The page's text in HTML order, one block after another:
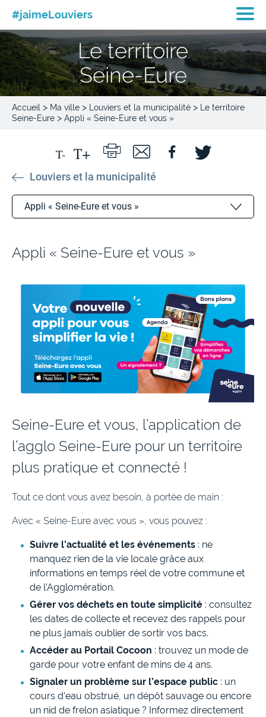
#jaimeLouviers
Le territoire
Seine-Eure
Accueil > Ma ville > Louviers et la municipalité >
Le territoire
Seine-Eure > Appli « Seine-Eure et vous »
Louviers et la municipalité
Appli « Seine-Eure et vous »
Sautez le pas avec Arsène !
Appli « Seine-Eure et vous »
Seine-Eure et vous, l’application de
l’agglo Seine-Eure pour un territoire
plus pratique et connecté !
Tout ce dont vous avez besoin, à portée de main :
Avec « Seine-Eure avec vous », vous pouvez :
Suivre l’actualité et les événements : ne
manquez rien de la vie locale grâce aux
informations en temps réel de votre commune et
de l’Agglomération.
Gérer vos déchets en toute simplicité : consultez
les dates de collecte et recevez des rappels pour
ne plus jamais oublier de sortir vos bacs.
Accéder au Portail Cocoon : trouvez un mode de
garde pour votre enfant de mins de 4 ans.
Signaler un problème sur l’espace public : un
cours d’eau obstrué, un dépôt sauvage ou encore
un nid de frelon asiatique ? Informez directement